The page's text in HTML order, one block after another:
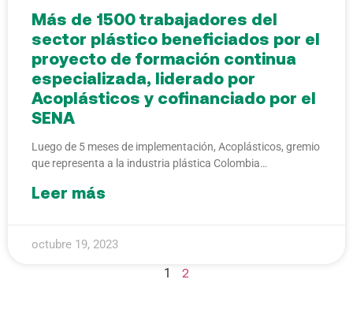
Más de 1500 trabajadores del
sector plástico beneficiados por el
proyecto de formación continua
especializada, liderado por
Acoplásticos y cofinanciado por el
SENA
Luego de 5 meses de implementación, Acoplásticos, gremio
que representa a la industria plástica Colombia…
Leer más
octubre 19, 2023
1 2